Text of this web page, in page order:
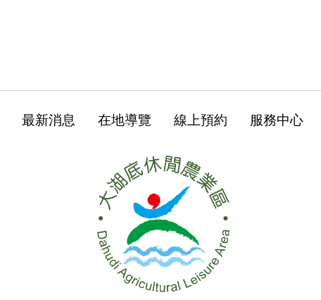
最新消息 在地導覽 線上預約 服務中心